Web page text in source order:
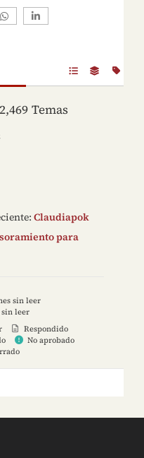
2,469 Temas
Claudiapok
para
sin leer
leer
Respondido
No aprobado